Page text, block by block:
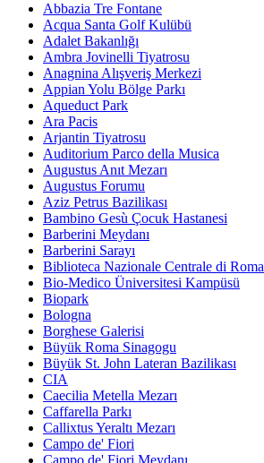
Abbazia Tre Fontane
Acqua Santa Golf Kulübü
Adalet Bakanlığı
Ambra Jovinelli Tiyatrosu
Anagnina Alışveriş Merkezi
Appian Yolu Bölge Parkı
Aqueduct Park
Ara Pacis
Arjantin Tiyatrosu
Auditorium Parco della Musica
Augustus Anıt Mezarı
Augustus Forumu
Aziz Petrus Bazilikası
Bambino Gesù Çocuk Hastanesi
Barberini Meydanı
Barberini Sarayı
Biblioteca Nazionale Centrale di Roma
Bio-Medico Üniversitesi Kampüsü
Biopark
Bologna
Borghese Galerisi
Büyük Roma Sinagogu
Büyük St. John Lateran Bazilikası
CIA
Caecilia Metella Mezarı
Caffarella Parkı
Callixtus Yeraltı Mezarı
Campo de' Fiori